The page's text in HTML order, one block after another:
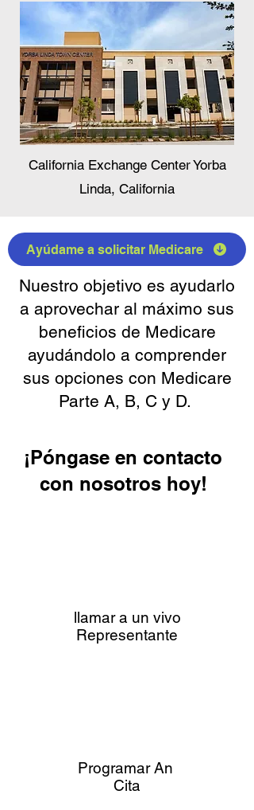
California Exchange Center Yorba
Linda, California
Ayúdame a solicitar Medicare
Nuestro objetivo es ayudarlo
a aprovechar al máximo sus
beneficios de Medicare
ayudándolo a comprender
sus opciones con Medicare
Parte A, B, C y D.
¡Póngase en contacto
con nosotros hoy!
llamar a un vivo
Representante
Programar An
Cita